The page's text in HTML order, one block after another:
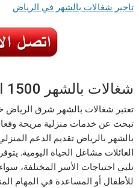
تاجير شغالات بالشهر في الرياض
شغالات بالشهر 1500 الرياض
تعتبر شغالات بالشهر شرق الرياض
تبحث عن خدمات منزلية مريحة
بالشهر بالرياض تقديم الدعم
العائلات مشاغل الحياة اليومية.
تلبي احتياجات الأسر المختلفة،
للأطفال أو المساعدة في المهام